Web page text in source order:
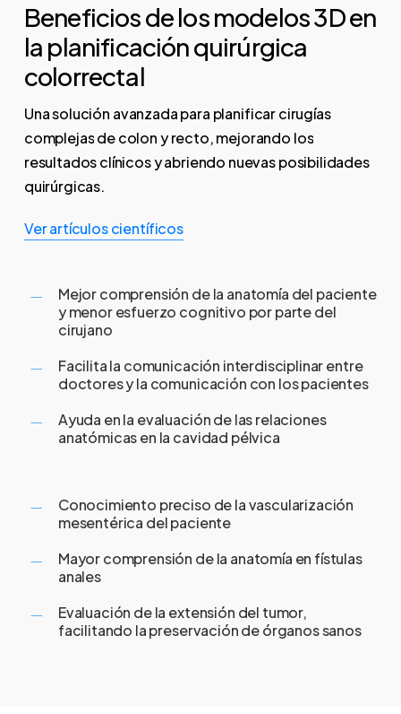
Beneficios de los modelos 3D en
la planificación quirúrgica
colorrectal
Unasolución avanzadapara planificarcirugías
complejasdecolony recto,mejorando los
resultadosclínicosyabriendo nuevasposibilidades
quirúrgicas.
Ver artículos científicos
Mejor comprensión de la anatomía del paciente
y menor esfuerzo cognitivo por parte del
cirujano
Facilita la comunicación interdisciplinar entre
doctores y la comunicación con los pacientes
Ayuda en la evaluación de las relaciones
anatómicas en la cavidad pélvica
Conocimiento preciso de la vascularización
mesentérica del paciente
Mayor comprensión de la anatomía en fístulas
anales
Evaluación de la extensión del tumor,
facilitando la preservación de órganos sanos